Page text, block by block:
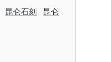
昆仑石刻 昆仑